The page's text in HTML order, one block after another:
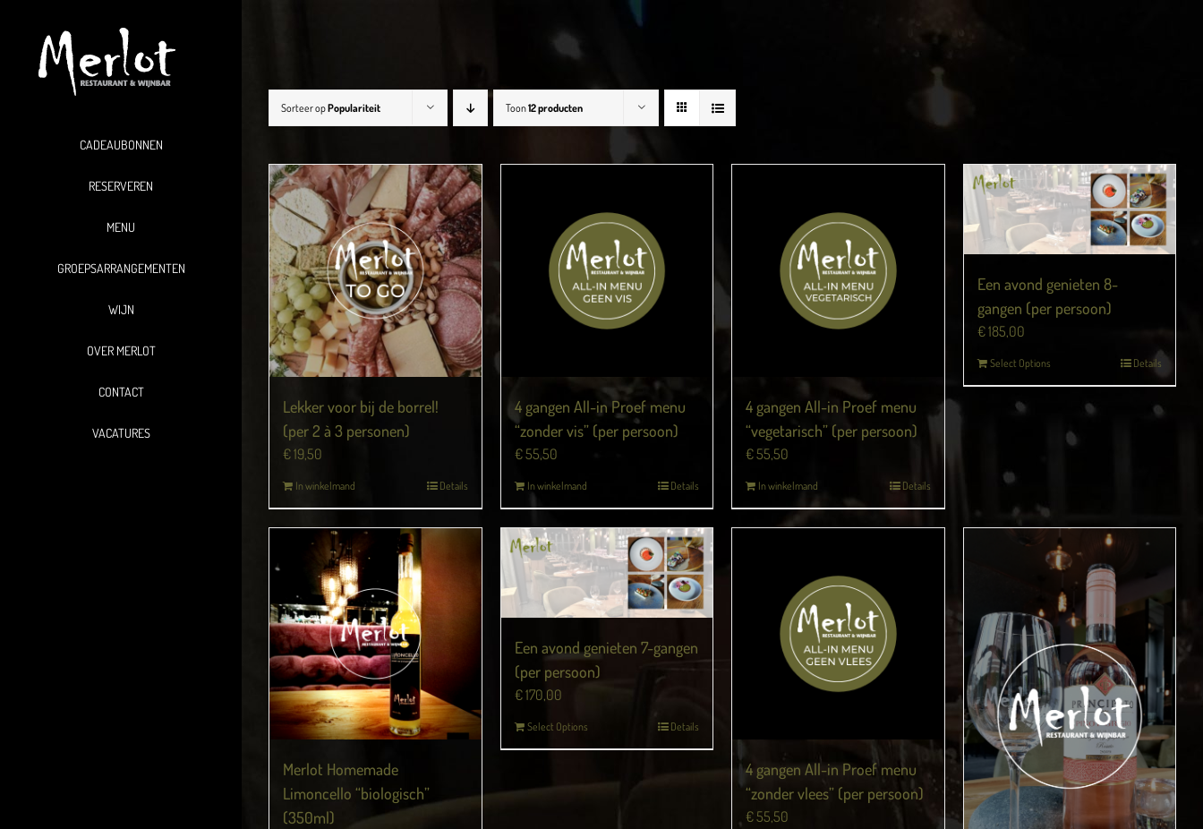
CADEAUBONNEN
RESERVEREN
MENU
GROEPSARRANGEMENTEN
WIJN
OVER MERLOT
CONTACT
VACATURES
Sorteer opPopulariteit Toon12 producten
Lekker voor bij de borrel!
(per 2 à 3 personen)
€19,50
In winkelmand Details
4 gangen All-in Proef menu
“zonder vis” (per persoon)
€55,50
In winkelmand Details
4 gangen All-in Proef menu
“vegetarisch” (per persoon)
€55,50
In winkelmand Details
Een avond genieten 8-
gangen (per persoon)
€185,00
Select Options Details
Merlot Homemade
Limoncello “biologisch”
(350ml)
Een avond genieten 7-gangen
(per persoon)
€170,00
Select Options Details
4 gangen All-in Proef menu
“zonder vlees” (per persoon)
€55,50